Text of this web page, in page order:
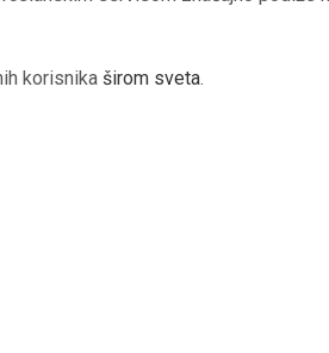
korisnika širom sveta.